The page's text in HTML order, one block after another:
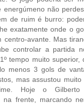
energúmeno não
de ruim é burro:
exatamente onde o
centro-avante. Mas
controlar a partida
tempo muito superior,
menos 3 gols de
mas assustou muito
Hoje o Gilberto
na frente, marcando